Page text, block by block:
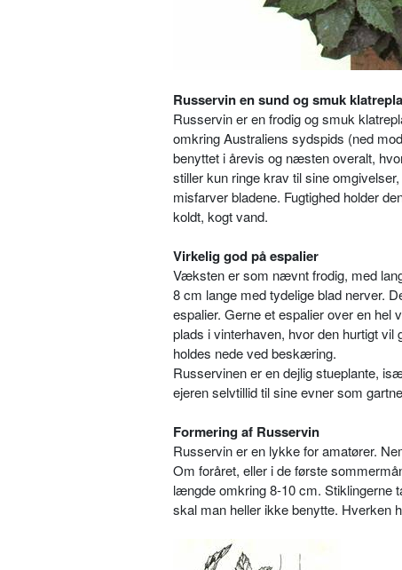
Russervin en sund og smuk
Russervin er en frodig og smuk
omkring Australiens sydspids (ned
benyttet i årevis og næsten overalt,
stiller kun ringe krav til sine
misfarver bladene. Fugtighed holder
koldt, kogt vand.
Virkelig god på espalier
Væksten er som nævnt frodig, med
8 cm lange med tydelige blad nerver.
espalier. Gerne et espalier over en
plads i vinterhaven, hvor den hurtigt
holdes nede ved beskæring.
Russervinen er en dejlig stueplante,
ejeren selvtillid til sine evner som
Formering af Russervin
Russervin er en lykke for amatører.
Om foråret, eller i de første
længde omkring 8-10 cm. Stiklingerne
skal man heller ikke benytte. Hverken